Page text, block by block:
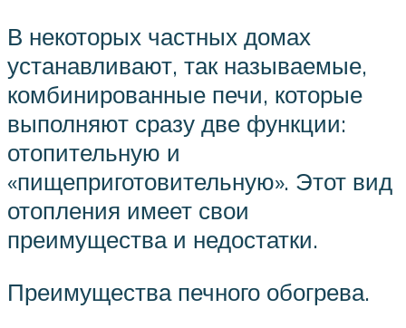
В некоторых частных домах
устанавливают, так называемые,
комбинированные печи, которые
выполняют сразу две функции:
отопительную и
«пищеприготовительную». Этот вид
отопления имеет свои
преимущества и недостатки.
Преимущества печного обогрева.